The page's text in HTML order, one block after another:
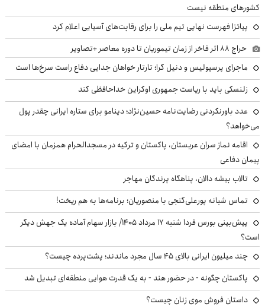
کشورهای منطقه نیست
پیاتزا فهرست نهایی تیم ملی را برای رقابت‌های آسیایی اعلام کرد
حراج ۸۸ اثر فاخر از زمان تیموریان تا دوره معاصر +تصاویر
ماجرای پرسپولیس و دنیل گرا؛ تارتار خواهان جدایی دفاع راست سرخ‌ها است
زلنسکی باید با ریاست جمهوری اوکراین خداحافظی کند
عدد باورنکردنی رضایت‌نامه حسین‌نژاد؛ دینامو برای ستاره ایرانی چقدر پول
می‌خواهد؟
اقامه نماز سران عربستان، پاکستان و ترکیه در مسجدالحرام همزمان با امضای
پیمان دفاعی
تالاب بیشه دالان، پناهگاه پرندگان مهاجر
تماس شبانه پورعلی‌گنجی با منصوریان؛ برنامه‌ها به هم ریخت!
پیش‌بینی بورس فردا شنبه ۱۷ مرداد ۱۴۰۵/ بازار سهام آماده یک جهش دیگر
است؟
چند میلیون ایرانی بالای ۴۵ سال مجرد ماندند؛ پشت‌پرده چیست؟
پاکستان چگونه - در حضور هند - به یک قدرت هوایی منطقه‌ای تبدیل شد
داستان فروش موی زنان چیست؟